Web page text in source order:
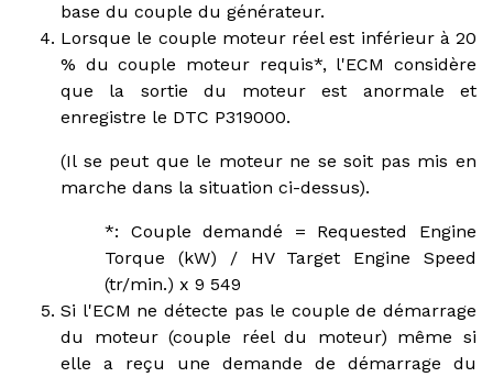
base du couple du générateur.
Lorsque le couple moteur réel est inférieur à 20
% du couple moteur requis*, l'ECM considère
que la sortie du moteur est anormale et
enregistre le DTC P319000.
(Il se peut que le moteur ne se soit pas mis en
marche dans la situation ci-dessus).
*: Couple demandé = Requested Engine
Torque (kW) / HV Target Engine Speed
(tr/min.) x 9 549
Si l'ECM ne détecte pas le couple de démarrage
du moteur (couple réel du moteur) même si
elle a reçu une demande de démarrage du